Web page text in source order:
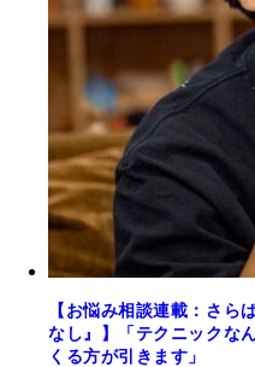
【お悩み相談連載：さら
なし』】「テクニックな
くる方が引きます」